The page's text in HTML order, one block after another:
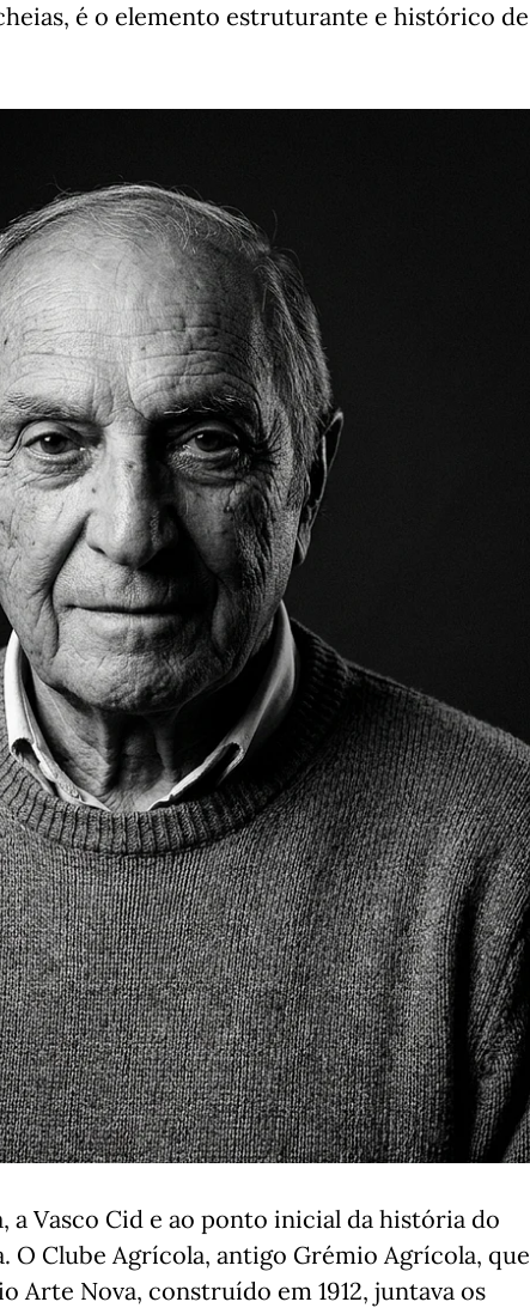
é o elemento estruturante e histórico de
a Vasco Cid e ao ponto inicial da história do
O Clube Agrícola, antigo Grémio Agrícola, que
Arte Nova, construído em 1912, juntava os